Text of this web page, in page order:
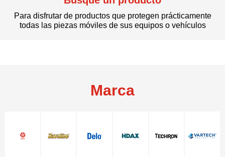
Para disfrutar de productos que protegen prácticamente
todas las piezas móviles de sus equipos o vehículos
Marca